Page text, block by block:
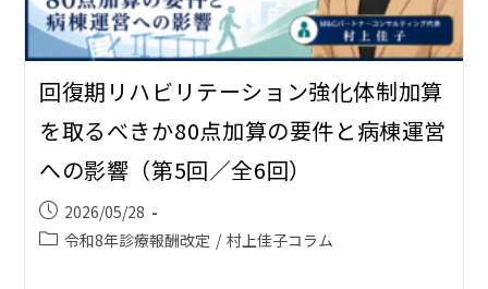
回復期リハビリテーション強化体制加算
を取るべきか――80点加算の要件と病棟運営
への影響（第5回／全6回）
2026/05/28
令和8年診療報酬改定 / 村上佳子コラム